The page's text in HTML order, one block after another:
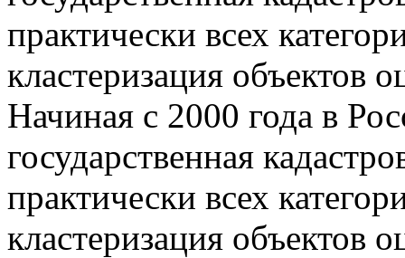
практически всех
кластеризация объектов
Начиная с 2000 года в
государственная
практически всех
кластеризация объектов